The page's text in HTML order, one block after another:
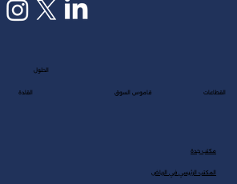
الحلول
القادة قاموس السوق القطاعات
مكتب جدة
المكتب الرئيسي في الرياض